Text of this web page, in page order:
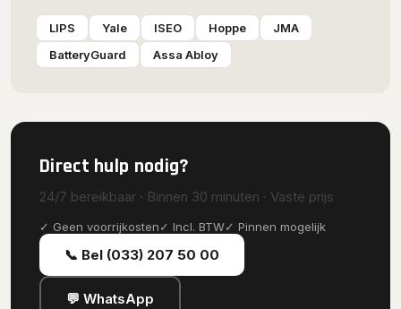
LIPS Yale ISEO Hoppe
JMA
BatteryGuard
Assa Abloy
Direct hulp nodig?
24/7 bereikbaar · Binnen 30 minuten · Vaste prijs
✓ Geen voorrijkosten✓ Incl. BTW✓ Pinnen mogelijk
📞 Bel (033) 207 50 00
💬 WhatsApp